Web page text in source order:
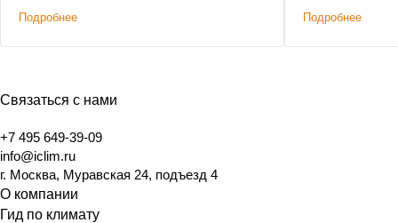
Подробнее Подробнее
Связаться с нами
+7 495 649-39-09
info@iclim.ru
г. Москва, Муравская 24, подъезд 4
О компании
Гид по климату